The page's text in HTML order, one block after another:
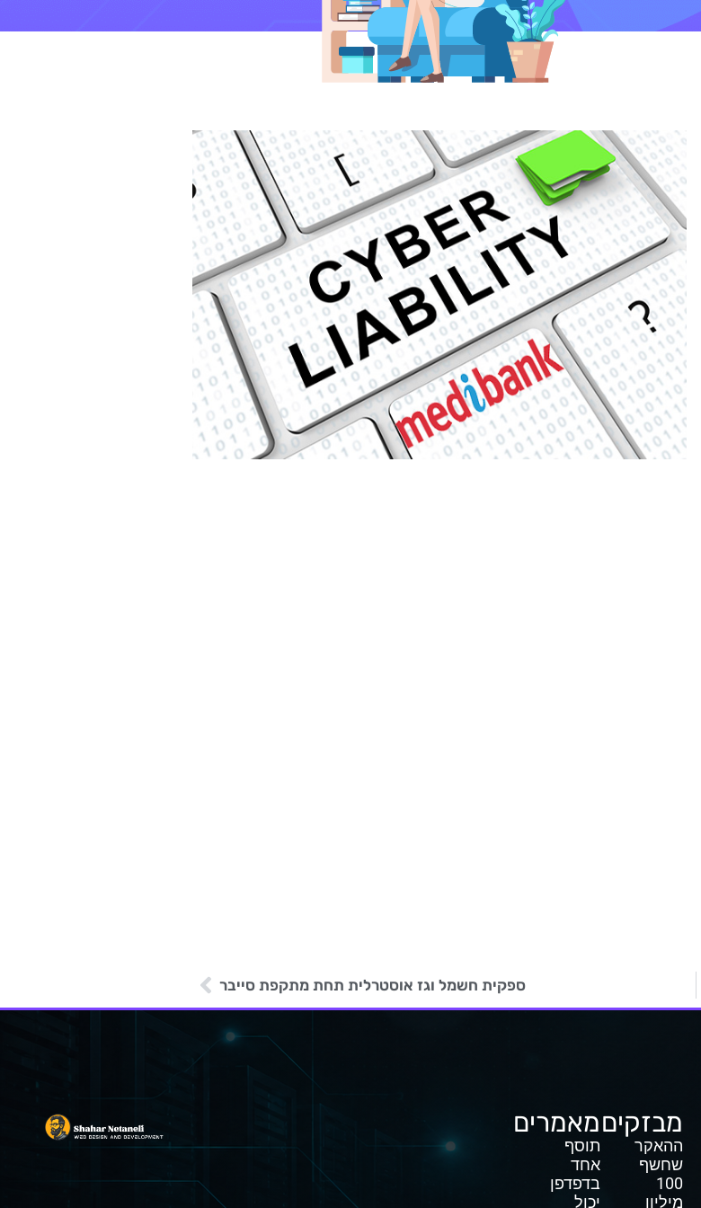
ספקית חשמל וגז אוסטרלית תחת מתקפת סייבר
מבזקים
ההאקר
שחשף
100
מיליון
מאמרים
תוסף
אחד
בדפדפן
יכול